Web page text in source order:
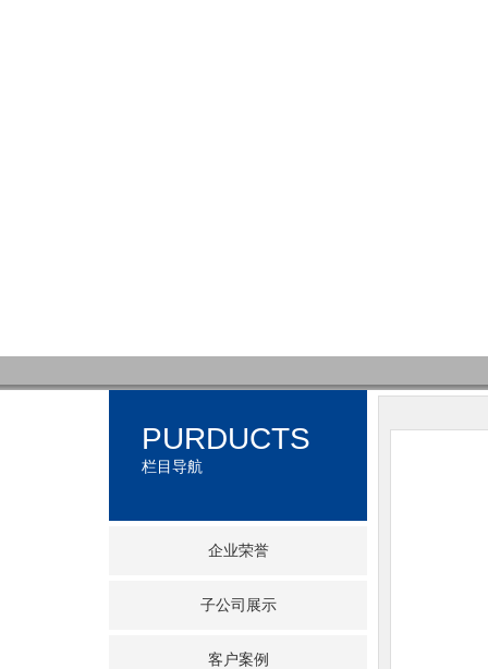
PURDUCTS
栏目导航
企业荣誉
子公司展示
客户案例